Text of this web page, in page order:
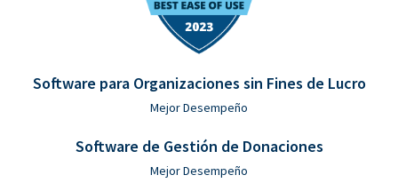
Software para Organizaciones sin Fines de Lucro
Mejor Desempeño
Software de Gestión de Donaciones
Mejor Desempeño